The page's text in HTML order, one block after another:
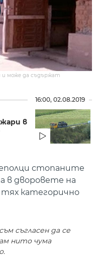
може да съдържат
в
16:00, 02.08.2019
стопаните
в дворовете на
категорично
съгласен да се
нито чума